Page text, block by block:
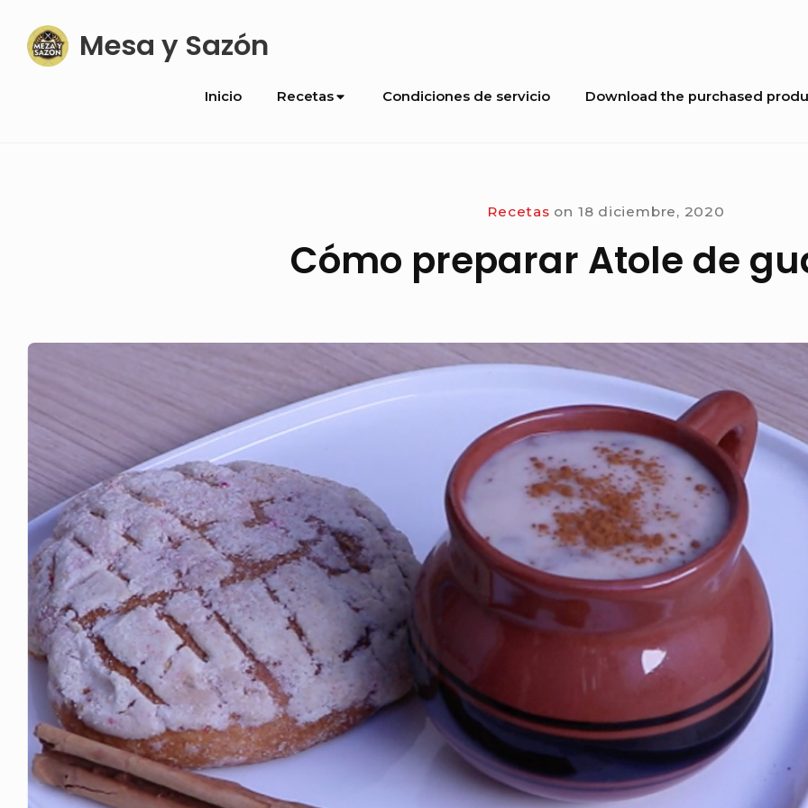
content
Mesa y Sazón
Site
Inicio Recetas Condiciones de servicio Download the purchased
Recetas on 18 diciembre, 2020
Cómo preparar Atole de